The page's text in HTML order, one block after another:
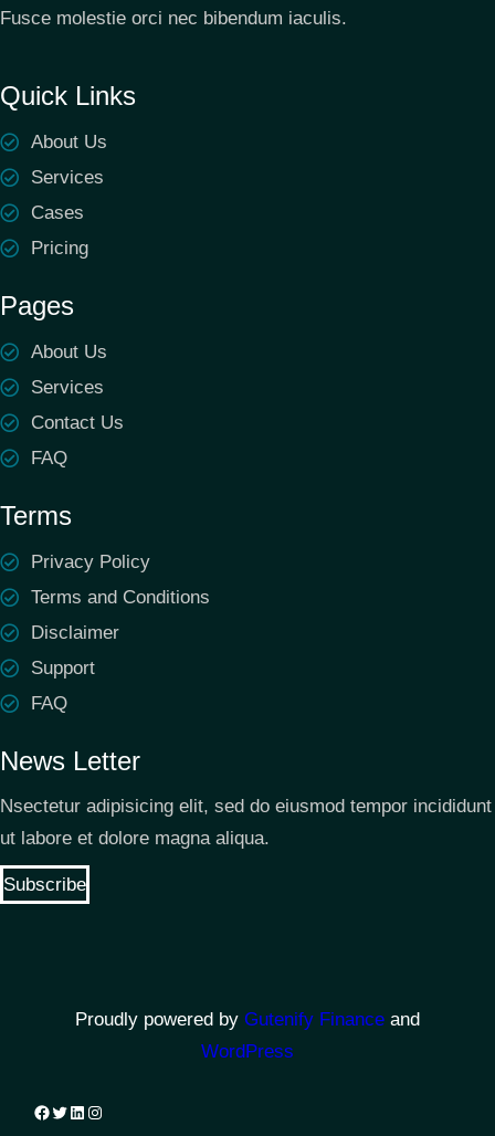
Fusce molestie orci nec bibendum iaculis.
Quick Links
About Us
Services
Cases
Pricing
Pages
About Us
Services
Contact Us
FAQ
Terms
Privacy Policy
Terms and Conditions
Disclaimer
Support
FAQ
News Letter
Nsectetur adipisicing elit, sed do eiusmod tempor incididunt
ut labore et dolore magna aliqua.
Subscribe
Proudly powered by Gutenify Finance and
WordPress
Facebook
Twitter
LinkedIn
Instagram